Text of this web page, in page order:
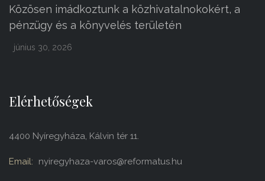
Közösen imádkoztunk a közhivatalnokokért, a
pénzügy és a könyvelés területén
június 30, 2026
Elérhetőségek
4400 Nyíregyháza, Kálvin tér 11.
Email: nyiregyhaza-varos@reformatus.hu